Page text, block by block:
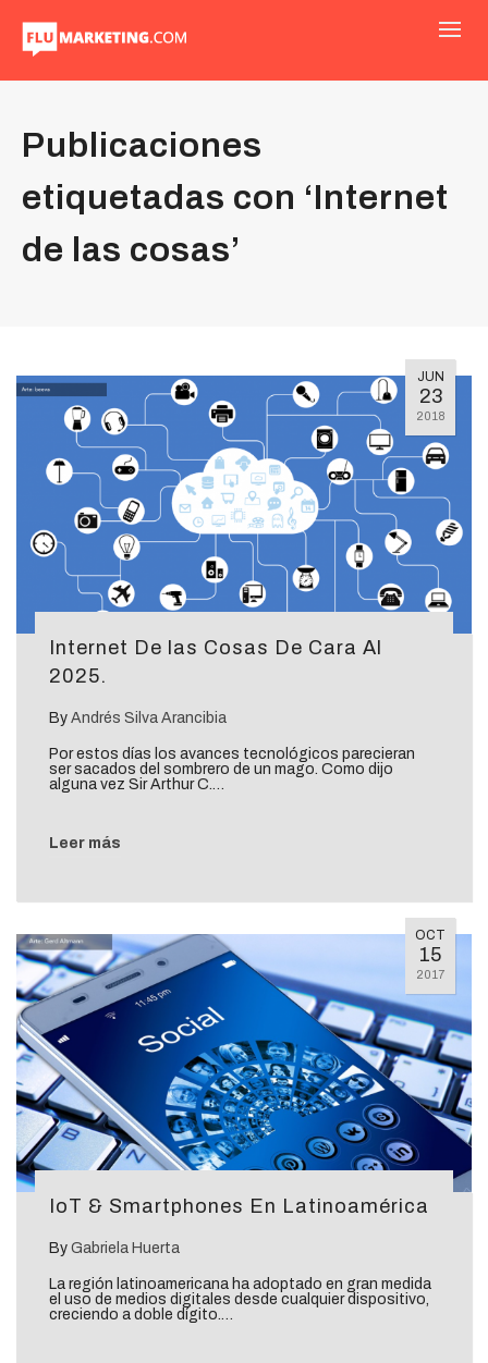
Publicaciones
etiquetadas con ‘Internet
de las cosas’
JUN
23
2018
Internet De las Cosas De Cara Al
2025.
By Andrés Silva Arancibia
Por estos días los avances tecnológicos parecieran
ser sacados del sombrero de un mago. Como dijo
alguna vez Sir Arthur C.…
Leer más
OCT
15
2017
IoT & Smartphones En Latinoamérica
By Gabriela Huerta
La región latinoamericana ha adoptado en gran medida
el uso de medios digitales desde cualquier dispositivo,
creciendo a doble dígito.…